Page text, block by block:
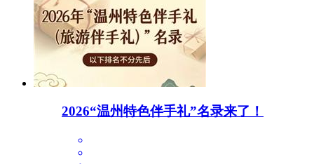
2026“温州特色伴手礼”名录来了！